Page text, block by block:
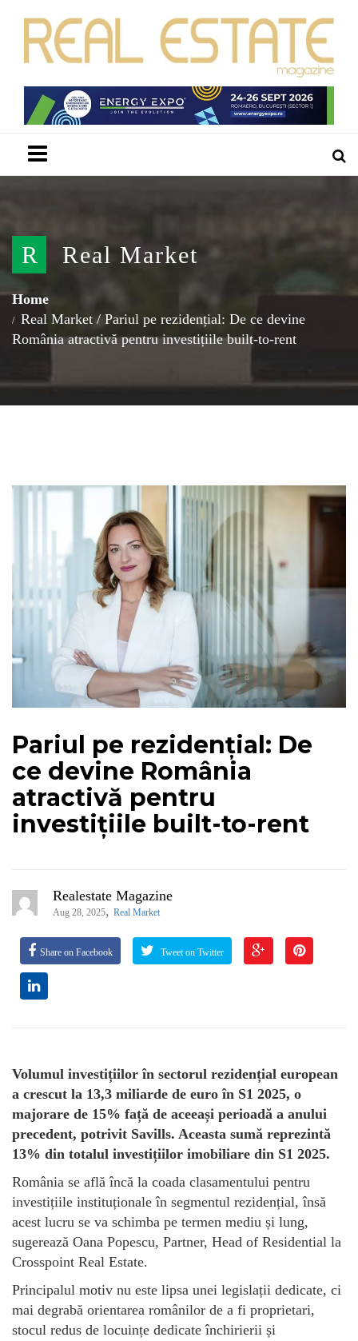
R Real Market
Home
Real Market / Pariul pe rezidențial: De ce devine
România atractivă pentru investițiile built-to-rent
Pariul pe rezidențial: De
ce devine România
atractivă pentru
investițiile built-to-rent
Realestate Magazine
Aug 28, 2025, Real Market
Share on Facebook Tweet on Twitter
Volumul investițiilor în sectorul rezidențial european
a crescut la 13,3 miliarde de euro în S1 2025, o
majorare de 15% față de aceeași perioadă a anului
precedent, potrivit Savills. Aceasta sumă reprezintă
13% din totalul investițiilor imobiliare din S1 2025.
România se află încă la coada clasamentului pentru
investițiile instituționale în segmentul rezidențial, însă
acest lucru se va schimba pe termen mediu și lung,
sugerează Oana Popescu, Partner, Head of Residential la
Crosspoint Real Estate.
Principalul motiv nu este lipsa unei legislații dedicate, ci
mai degrabă orientarea românilor de a fi proprietari,
stocul redus de locuințe dedicate închirierii și